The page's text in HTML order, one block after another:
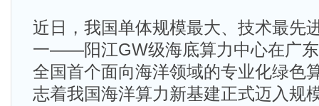
近日，我国单体规模最大、技术最先
一——阳江GW级海底算力中心在广
全国首个面向海洋领域的专业化绿色
志着我国海洋算力新基建正式迈入规